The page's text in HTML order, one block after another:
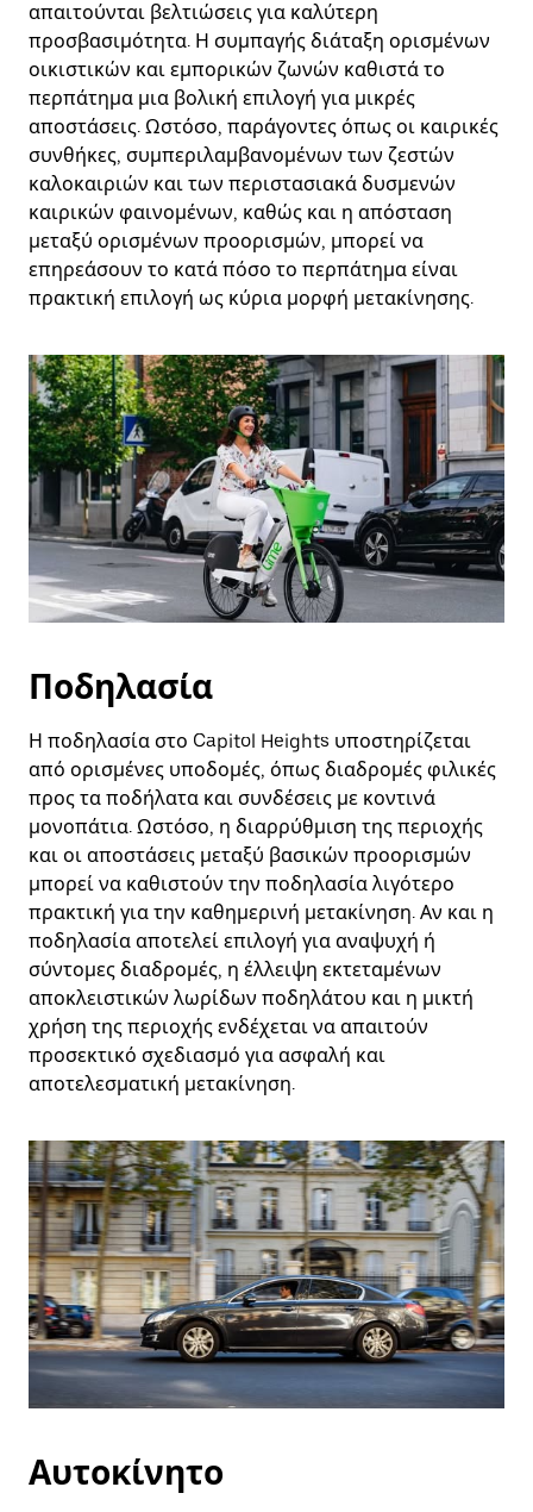
απαιτούνται βελτιώσεις για καλύτερη
προσβασιμότητα. Η συμπαγής διάταξη ορισμένων
οικιστικών και εμπορικών ζωνών καθιστά το
περπάτημα μια βολική επιλογή για μικρές
αποστάσεις. Ωστόσο, παράγοντες όπως οι καιρικές
συνθήκες, συμπεριλαμβανομένων των ζεστών
καλοκαιριών και των περιστασιακά δυσμενών
καιρικών φαινομένων, καθώς και η απόσταση
μεταξύ ορισμένων προορισμών, μπορεί να
επηρεάσουν το κατά πόσο το περπάτημα είναι
πρακτική επιλογή ως κύρια μορφή μετακίνησης.
Ποδηλασία
Η ποδηλασία στο Capitol Heights υποστηρίζεται
από ορισμένες υποδομές, όπως διαδρομές φιλικές
προς τα ποδήλατα και συνδέσεις με κοντινά
μονοπάτια. Ωστόσο, η διαρρύθμιση της περιοχής
και οι αποστάσεις μεταξύ βασικών προορισμών
μπορεί να καθιστούν την ποδηλασία λιγότερο
πρακτική για την καθημερινή μετακίνηση. Αν και η
ποδηλασία αποτελεί επιλογή για αναψυχή ή
σύντομες διαδρομές, η έλλειψη εκτεταμένων
αποκλειστικών λωρίδων ποδηλάτου και η μικτή
χρήση της περιοχής ενδέχεται να απαιτούν
προσεκτικό σχεδιασμό για ασφαλή και
αποτελεσματική μετακίνηση.
Αυτοκίνητο